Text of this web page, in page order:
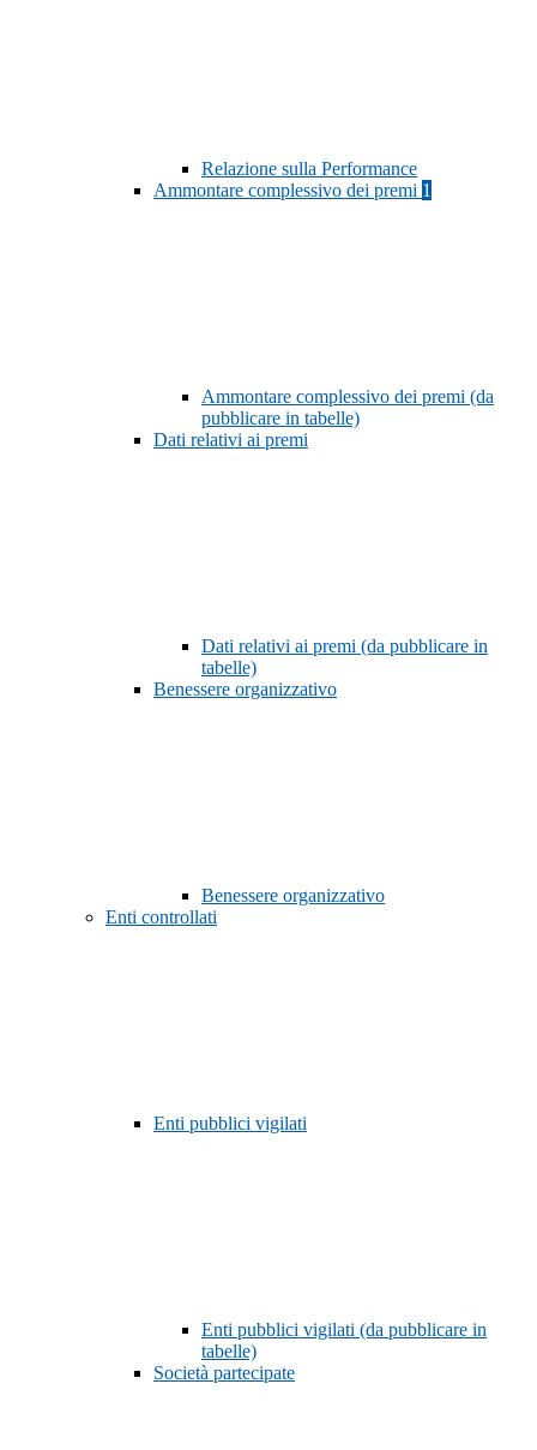
Relazione sulla Performance
Ammontare complessivo dei premi 1
Ammontare complessivo dei premi (da
pubblicare in tabelle)
Dati relativi ai premi
Dati relativi ai premi (da pubblicare in
tabelle)
Benessere organizzativo
Benessere organizzativo
Enti controllati
Enti pubblici vigilati
Enti pubblici vigilati (da pubblicare in
tabelle)
Società partecipate